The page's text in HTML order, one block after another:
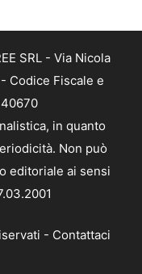
SRL - Via Nicola
Codice Fiscale e
in quanto
Non può
editoriale ai sensi
- Contattaci